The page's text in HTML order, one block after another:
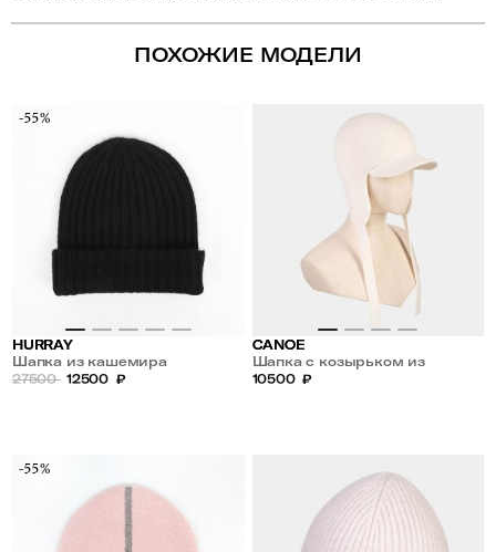
ПОХОЖИЕ МОДЕЛИ
-55%
HURRAY
Шапка из кашемира
27500 12500 ₽
CANOE
Шапка с козырьком из
кашемира
10500 ₽
-55%